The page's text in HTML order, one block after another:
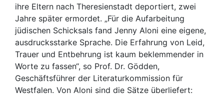
ihre Eltern nach Theresienstadt deportiert, zwei
Jahre später ermordet. „Für die Aufarbeitung
jüdischen Schicksals fand Jenny Aloni eine eigene,
ausdrucksstarke Sprache. Die Erfahrung von Leid,
Trauer und Entbehrung ist kaum beklemmender in
Worte zu fassen“, so Prof. Dr. Gödden,
Geschäftsführer der Literaturkommission für
Westfalen. Von Aloni sind die Sätze überliefert: